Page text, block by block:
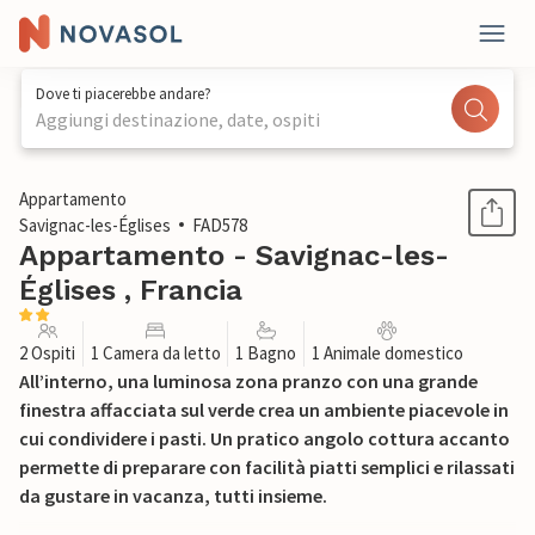
Dove ti piacerebbe andare?
Aggiungi destinazione, date, ospiti
1 / 16
Appartamento
Savignac-les-Églises
FAD578
Appartamento - Savignac-les-
Églises , Francia
2 Ospiti 1 Camera da letto 1 Bagno 1 Animale domestico
All’interno, una luminosa zona pranzo con una grande
finestra affacciata sul verde crea un ambiente piacevole in
cui condividere i pasti. Un pratico angolo cottura accanto
permette di preparare con facilità piatti semplici e rilassati
da gustare in vacanza, tutti insieme.